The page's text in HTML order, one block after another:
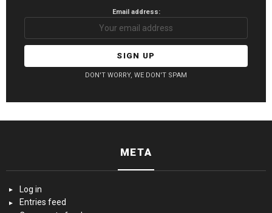
Email address:
DON'T WORRY, WE DON'T SPAM
META
Log in
Entries feed